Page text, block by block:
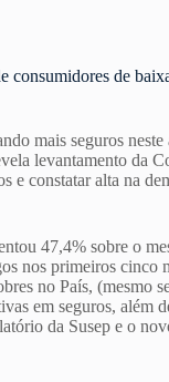
consumidores de
mais seguros
levantamento da
e constatar alta na
47,4% sobre o
nos primeiros cinco
no País, (mesmo
em seguros, além
da Susep e o